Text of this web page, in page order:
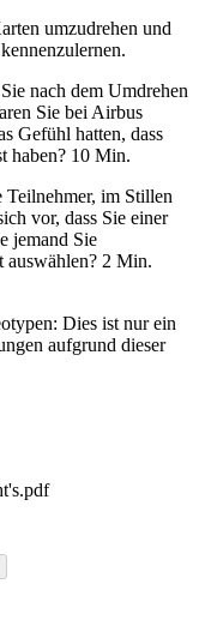
umzudrehen und
nach dem Umdrehen
Sie bei Airbus
Gefühl hatten, dass
haben? 10 Min.
Teilnehmer, im Stillen
vor, dass Sie einer
jemand Sie
auswählen? 2 Min.
Dies ist nur ein
aufgrund dieser